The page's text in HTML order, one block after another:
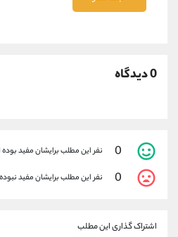
0 دیدگاه
0 نفر این مطلب برایشان مفید
0 نفر این مطلب برایشان مفید
اشتراک گذاری این مطلب